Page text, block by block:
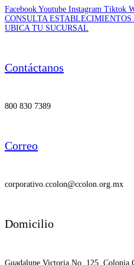
Facebook Youtube Instagram Tiktok
CONSULTA
UBICA TU SUCURSAL
Contáctanos
800 830 7389
Correo
corporativo.ccolon@ccolon.org.mx
Domicilio
Guadalupe Victoria No. 125, Colonia